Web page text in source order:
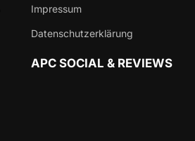
Impressum
Datenschutzerklärung
APC SOCIAL & REVIEWS